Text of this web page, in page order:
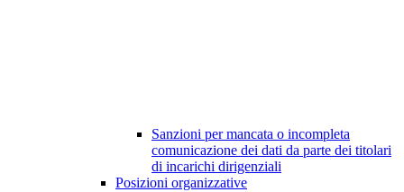
Sanzioni per mancata o incompleta
comunicazione dei dati da parte dei titolari
di incarichi dirigenziali
Posizioni organizzative